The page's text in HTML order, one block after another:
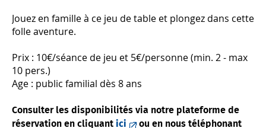
Jouez en famille à ce jeu de table et plongez dans cette
folle aventure.
Prix : 10€/séance de jeu et 5€/personne (min. 2 - max
10 pers.)
Age : public familial dès 8 ans
Consulter les disponibilités via notre plateforme de
réservation en cliquant ici
ou en nous téléphonant